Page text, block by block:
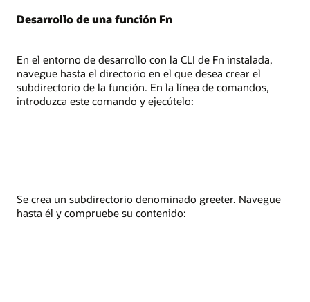
Desarrollo de una función Fn
En el entorno de desarrollo con la CLI de Fn instalada,
navegue hasta el directorio en el que desea crear el
subdirectorio de la función. En la línea de comandos,
introduzca este comando y ejecútelo:
Se crea un subdirectorio denominado greeter. Navegue
hasta él y compruebe su contenido: